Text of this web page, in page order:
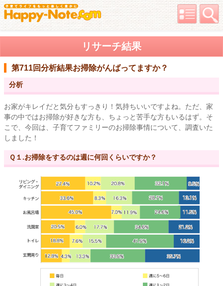
リサーチ結果
第711回分析結果お掃除がんばってますか？
分析
お家がキレイだと気分もすっきり！気持ちいいですよね。ただ、家
事の中ではお掃除が好きな方も、ちょっと苦手な方もいるはず。そ
こで、今回は、子育てファミリーのお掃除事情について、調査いた
しました！
Ｑ１.お掃除をするのは週に何回くらいですか？